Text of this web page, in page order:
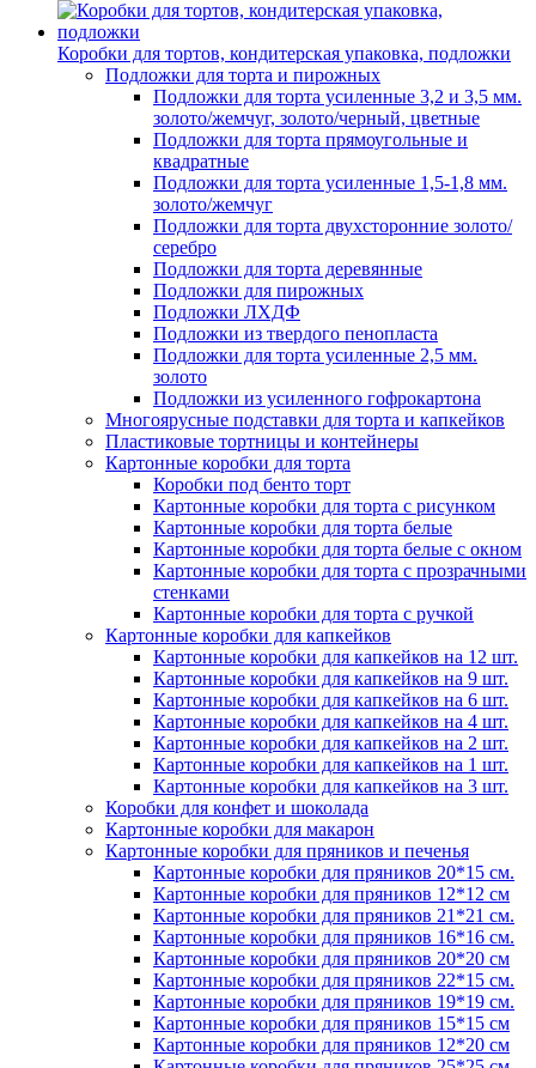
Коробки для тортов, кондитерская упаковка, подложки
Подложки для торта и пирожных
Подложки для торта усиленные 3,2 и 3,5 мм.
золото/жемчуг, золото/черный, цветные
Подложки для торта прямоугольные и
квадратные
Подложки для торта усиленные 1,5-1,8 мм.
золото/жемчуг
Подложки для торта двухсторонние золото/
серебро
Подложки для торта деревянные
Подложки для пирожных
Подложки ЛХДФ
Подложки из твердого пенопласта
Подложки для торта усиленные 2,5 мм.
золото
Подложки из усиленного гофрокартона
Многоярусные подставки для торта и капкейков
Пластиковые тортницы и контейнеры
Картонные коробки для торта
Коробки под бенто торт
Картонные коробки для торта с рисунком
Картонные коробки для торта белые
Картонные коробки для торта белые с окном
Картонные коробки для торта с прозрачными
стенками
Картонные коробки для торта с ручкой
Картонные коробки для капкейков
Картонные коробки для капкейков на 12 шт.
Картонные коробки для капкейков на 9 шт.
Картонные коробки для капкейков на 6 шт.
Картонные коробки для капкейков на 4 шт.
Картонные коробки для капкейков на 2 шт.
Картонные коробки для капкейков на 1 шт.
Картонные коробки для капкейков на 3 шт.
Коробки для конфет и шоколада
Картонные коробки для макарон
Картонные коробки для пряников и печенья
Картонные коробки для пряников 20*15 см.
Картонные коробки для пряников 12*12 см
Картонные коробки для пряников 21*21 см.
Картонные коробки для пряников 16*16 см.
Картонные коробки для пряников 20*20 см
Картонные коробки для пряников 22*15 см.
Картонные коробки для пряников 19*19 см.
Картонные коробки для пряников 15*15 см
Картонные коробки для пряников 12*20 см